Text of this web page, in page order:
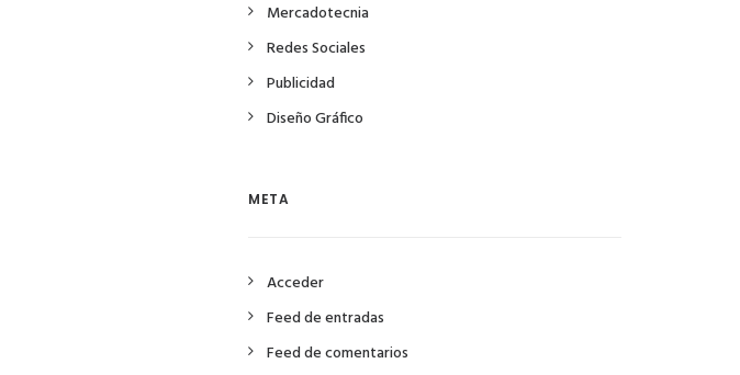
Mercadotecnia
Redes Sociales
Publicidad
Diseño Gráfico
META
Acceder
Feed de entradas
Feed de comentarios